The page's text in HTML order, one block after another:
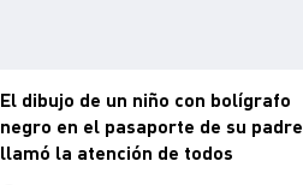
El dibujo de un niño con bolígrafo
negro en el pasaporte de su padre
llamó la atención de todos